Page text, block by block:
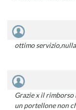
ottimo
Grazie x il
un portellone non